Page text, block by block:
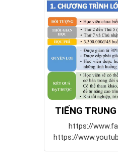
TIẾNG
https://
https://